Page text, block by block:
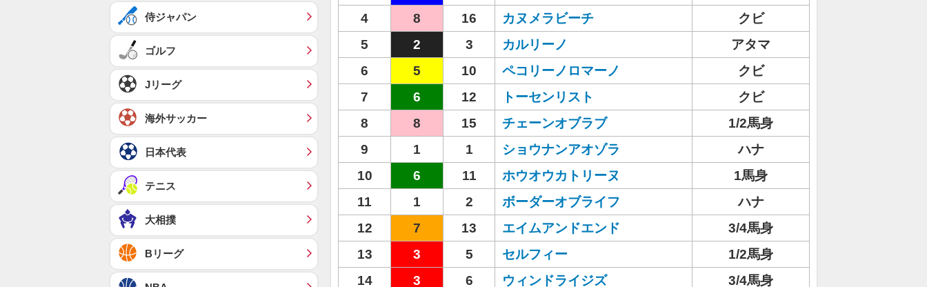
4
8 16 カヌメラビーチ
クビ
5
2 3 カルリーノ
アタマ
6
5 10 ペコリーノロマーノ
クビ
7
6 12 トーセンリスト
クビ
8
8 15 チェーンオブラブ
1/2馬身
9
1 1 ショウナンアオゾラ
ハナ
10
6 11 ホウオウカトリーヌ
1馬身
11
1 2 ボーダーオブライフ
ハナ
12
7 13 エイムアンドエンド
3/4馬身
13
3 5 セルフィー
1/2馬身
14
3 6 ウィンドライジズ
3/4馬身
侍ジャパン
ゴルフ
Jリーグ
海外サッカー
日本代表
テニス
大相撲
Bリーグ